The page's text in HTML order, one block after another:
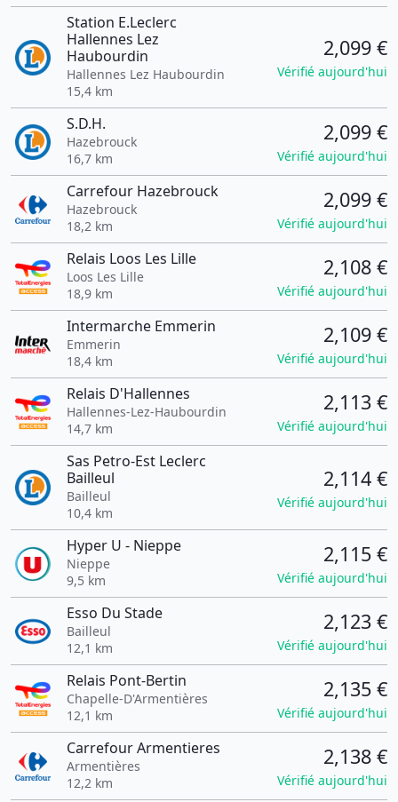
Station E.Leclerc
Hallennes Lez
Haubourdin
Hallennes Lez Haubourdin
15,4 km
2,099 €
Vérifié aujourd'hui
S.D.H.
Hazebrouck
16,7 km
2,099 €
Vérifié aujourd'hui
Carrefour Hazebrouck
Hazebrouck
18,2 km
2,099 €
Vérifié aujourd'hui
Relais Loos Les Lille
Loos Les Lille
18,9 km
2,108 €
Vérifié aujourd'hui
Intermarche Emmerin
Emmerin
18,4 km
2,109 €
Vérifié aujourd'hui
Relais D'Hallennes
Hallennes-Lez-Haubourdin
14,7 km
2,113 €
Vérifié aujourd'hui
Sas Petro-Est Leclerc
Bailleul
Bailleul
10,4 km
2,114 €
Vérifié aujourd'hui
Hyper U - Nieppe
Nieppe
9,5 km
2,115 €
Vérifié aujourd'hui
Esso Du Stade
Bailleul
12,1 km
2,123 €
Vérifié aujourd'hui
Relais Pont-Bertin
Chapelle-D'Armentières
12,1 km
2,135 €
Vérifié aujourd'hui
Carrefour Armentieres
Armentières
12,2 km
2,138 €
Vérifié aujourd'hui